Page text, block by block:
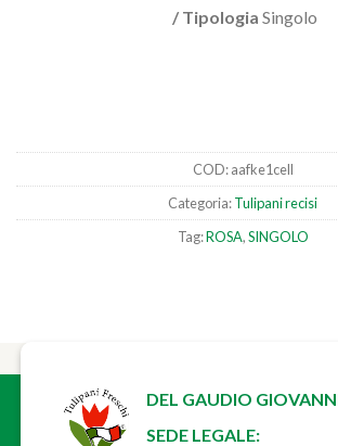
/ Tipologia Singolo
COD:aafke1cell
Categoria:Tulipani recisi
Tag:ROSA,SINGOLO
DEL GAUDIO
SEDE LEGALE: